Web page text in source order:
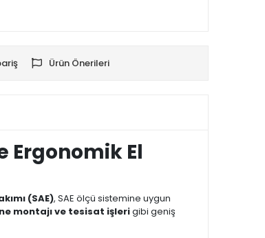
Ürün Önerileri
Ergonomik El
(SAE), SAE ölçü sistemine uygun
montajı ve tesisat işlerigibi geniş